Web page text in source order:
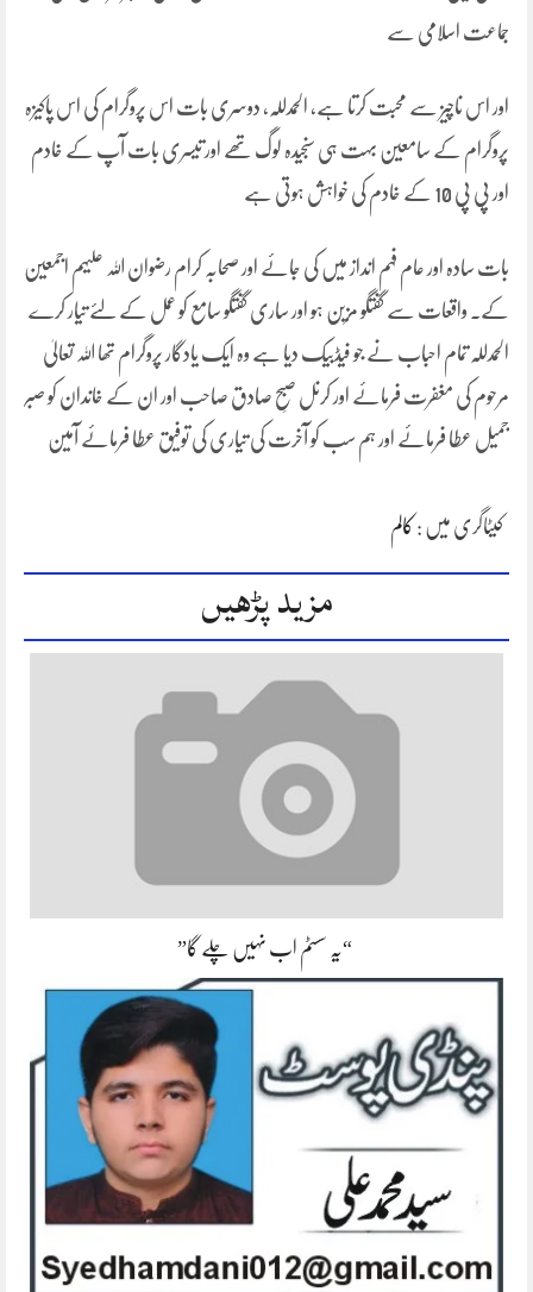
جماعت اسلامی سے
اور اس ناچیز سے محبت کرتا ہے، الحمدللہ، دوسری بات اس پروگرام کی اس پاکیزہ
پروگرام کے سامعین بہت ہی سنجیدہ لوگ تھے اور تیسری بات آپ کے خادم
اور پی پی 10 کے خادم کی خواہش ہوتی ہے
بات سادہ اور عام فہم انداز میں کی جائے اور صحابہ کرام رضوان اللہ علیہم اجمعین
کے۔ واقعات سے گفتگو مزین ہو اور ساری گفتگو سامع کو عمل کے لئے تیار کرے
الحمدللہ تمام احباب نے جو فیڈبیک دیا ہے وہ ایک یادگار پروگرام تھا اللہ تعالیٰ
مرحوم کی مغفرت فرمائے اور کرنل صبحِ صادق صاحب اور ان کے خاندان کو صبر
جمیل عطا فرمائے اور ہم سب کو آخرت کی تیاری کی توفیق عطا فرمائے آمین
کیٹاگری میں : کالم
مزید پڑھیں
“یہ سسٹم اب نہیں چلے گا”